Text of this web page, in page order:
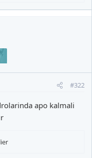
#322
apo kalmali